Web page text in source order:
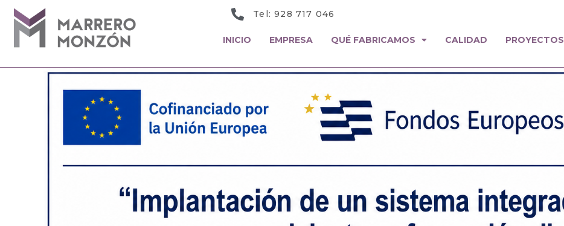
Tel: 928 717 046
INICIO EMPRESA QUÉ FABRICAMOS CALIDAD PROYECTOS